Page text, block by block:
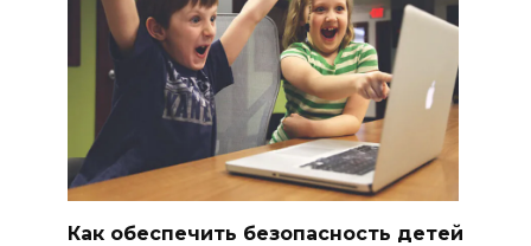
Как обеспечить безопасность детей